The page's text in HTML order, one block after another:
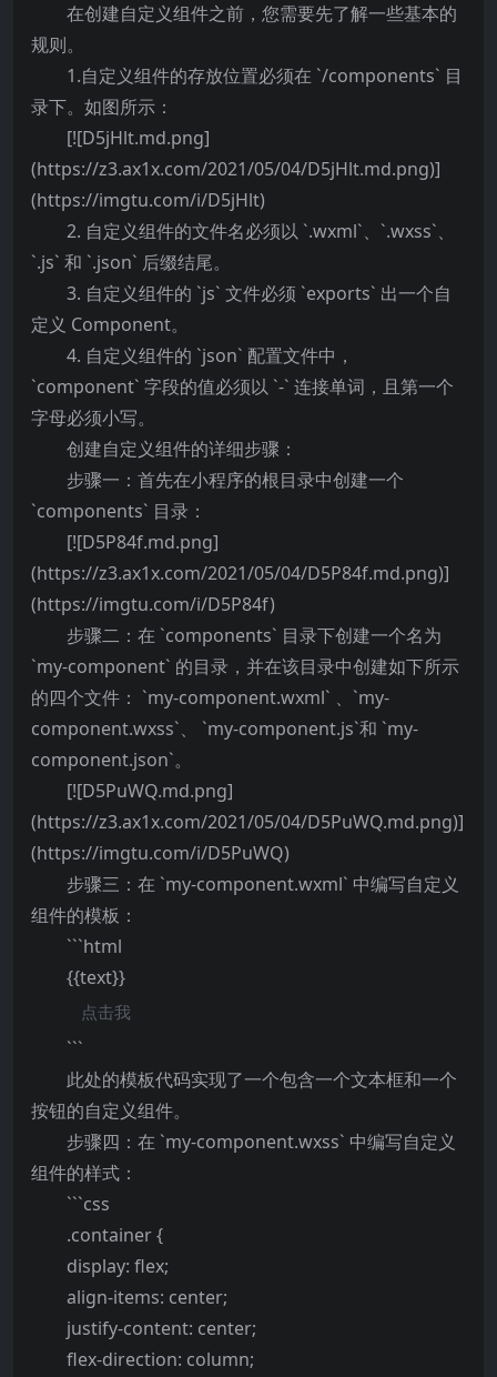
在创建自定义组件之前，您需要先了解一些基本的
规则。
1.自定义组件的存放位置必须在 `/components` 目
录下。如图所示：
[![D5jHlt.md.png]
(https://z3.ax1x.com/2021/05/04/D5jHlt.md.png)]
(https://imgtu.com/i/D5jHlt)
2. 自定义组件的文件名必须以 `.wxml`、`.wxss`、
`.js` 和 `.json` 后缀结尾。
3. 自定义组件的 `js` 文件必须 `exports` 出一个自
定义 Component。
4. 自定义组件的 `json` 配置文件中，
`component` 字段的值必须以 `-` 连接单词，且第一个
字母必须小写。
创建自定义组件的详细步骤：
步骤一：首先在小程序的根目录中创建一个
`components` 目录：
[![D5P84f.md.png]
(https://z3.ax1x.com/2021/05/04/D5P84f.md.png)]
(https://imgtu.com/i/D5P84f)
步骤二：在 `components` 目录下创建一个名为
`my-component` 的目录，并在该目录中创建如下所示
的四个文件： `my-component.wxml` 、`my-
component.wxss`、 `my-component.js`和 `my-
component.json`。
[![D5PuWQ.md.png]
(https://z3.ax1x.com/2021/05/04/D5PuWQ.md.png)]
(https://imgtu.com/i/D5PuWQ)
步骤三：在 `my-component.wxml` 中编写自定义
组件的模板：
```html
{{text}}
点击我
```
此处的模板代码实现了一个包含一个文本框和一个
按钮的自定义组件。
步骤四：在 `my-component.wxss` 中编写自定义
组件的样式：
```css
.container {
display: flex;
align-items: center;
justify-content: center;
flex-direction: column;